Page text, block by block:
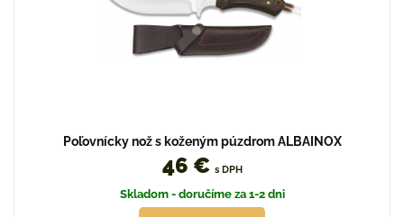
Poľovnícky nož s koženým púzdrom ALBAINOX
46 € s DPH
Skladom - doručíme za 1-2 dni